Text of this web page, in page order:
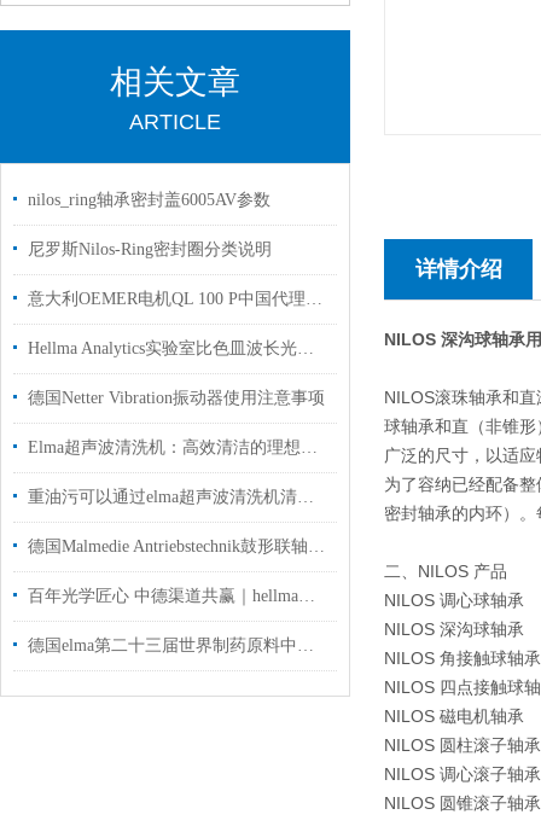
相关文章
ARTICLE
nilos_ring轴承密封盖6005AV参数
尼罗斯Nilos-Ring密封圈分类说明
意大利OEMER电机QL 100 P中国代理库存现货用于钢厂
Hellma Analytics实验室比色皿波长光学玻璃/石英玻璃/硼硅酸盐等材质
德国Netter Vibration振动器使用注意事项
Elma超声波清洗机：高效清洁的理想之选
重油污可以通过elma超声波清洗机清洗吗？
德国Malmedie Antriebstechnik鼓形联轴器FTTXs 21用于国内钢厂铝厂使用
百年光学匠心 中德渠道共赢｜hellma比色皿品牌2026品牌解析
德国elma第二十三届世界制药原料中国展参展信息
详情介绍
NILOS 深沟球轴承
NILOS滚珠轴承和
球轴承和直（非锥
广泛的尺寸，以适
为了容纳已经配备
密封轴承的内环）
二、NILOS 产品
NILOS 调心球轴承
NILOS 深沟球轴承
NILOS 角接触球轴承
NILOS 四点接触球
NILOS 磁电机轴承
NILOS 圆柱滚子轴承
NILOS 调心滚子轴承
NILOS 圆锥滚子轴承